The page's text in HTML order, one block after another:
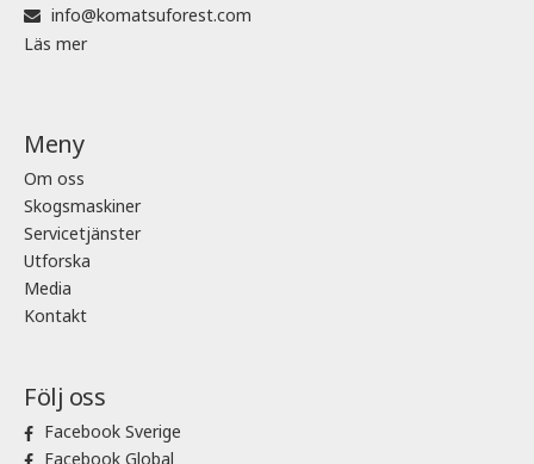
info@komatsuforest.com
Läs mer
Meny
Om oss
Skogsmaskiner
Servicetjänster
Utforska
Media
Kontakt
Följ oss
Facebook Sverige
Facebook Global